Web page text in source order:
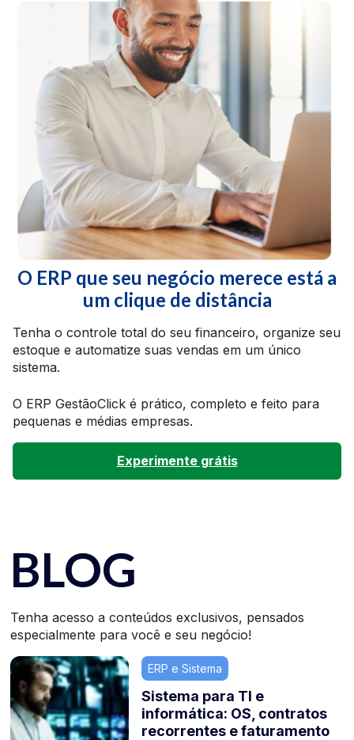
O ERP que seu negócio merece está a
um clique de distância
Tenha o controle total do seu financeiro, organize seu
estoque e automatize suas vendas em um único
sistema.
O ERP GestãoClick é prático, completo e feito para
pequenas e médias empresas.
Experimente grátis
BLOG
Tenha acesso a conteúdos exclusivos, pensados
especialmente para você e seu negócio!
ERP e Sistema
Sistema para TI e
informática: OS, contratos
recorrentes e faturamento